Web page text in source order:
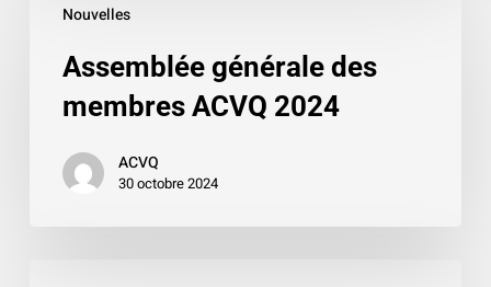
Nouvelles
générale
membres
ACVQ
Assemblée générale des
membres ACVQ 2024
ACVQ
30 octobre 2024